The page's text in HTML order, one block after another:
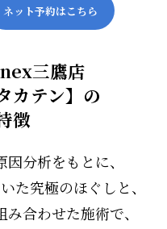
ネット予約はこちら
三鷹店
カテン】の
徴
分析をもとに、
た究極のほぐしと、
合わせた施術で、